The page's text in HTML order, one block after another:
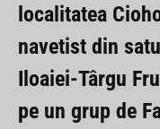
localitatea
navetist din
Iloaiei-Târgu
pe un grup de